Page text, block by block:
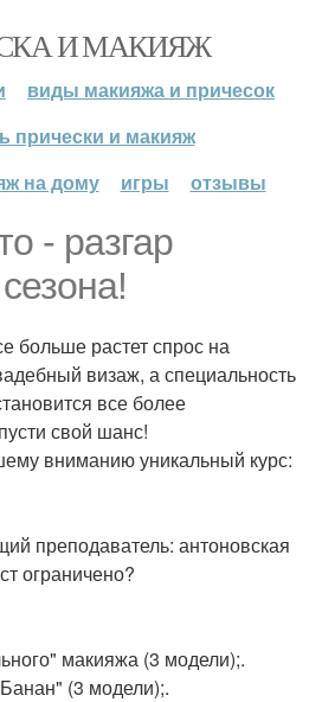
И МАКИЯЖ
виды макияжа и причесок
прически и макияж
на дому
игры отзывы
- разгар
больше растет спрос на
визаж, а специальность
все более
свой шанс!
вниманию уникальный курс:
преподаватель: антоновская
ограничено?
макияжа (3 модели);.
(3 модели);.